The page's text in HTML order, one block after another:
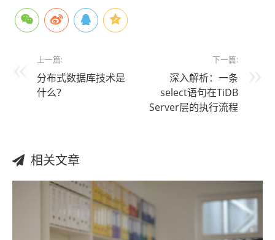
上一篇:
分布式数据库技术是
什么？
下一篇:
深入解析：一条
select语句在TiDB
Server层的执行流程
相关文章